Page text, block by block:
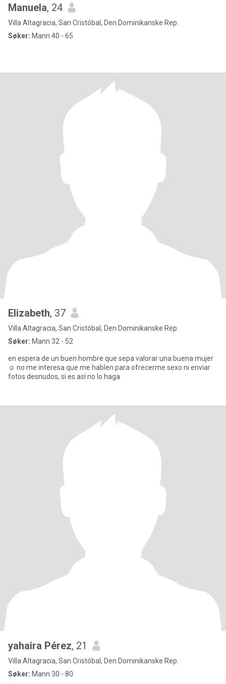
Manuela, 24
Villa Altagracia, San Cristóbal, Den Dominikanske Rep.
Søker: Mann 40 - 65
Elizabeth, 37
Villa Altagracia, San Cristóbal, Den Dominikanske Rep.
Søker: Mann 32 - 52
en espera de un buen hombre que sepa valorar una buena mujer
☺️ no me interesa que me hablen para ofrecerme sexo ni enviar
fotos desnudos, si es así no lo haga
yahaira Pérez, 21
Villa Altagracia, San Cristóbal, Den Dominikanske Rep.
Søker: Mann 30 - 80